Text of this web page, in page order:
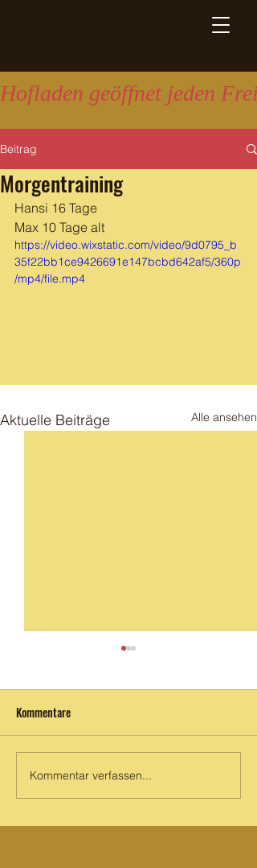
Hofladen geöffnet jeden
Beitrag
Morgentraining
Hansi 16 Tage
Max 10 Tage alt
https://video.wixstatic.com/video/9d0795_b
35f22bb1ce9426691e147bcbd642af5/360p
/mp4/file.mp4
Aktuelle Beiträge Alle ansehen
Eröffnung
Kommentare
Kommentar verfassen...